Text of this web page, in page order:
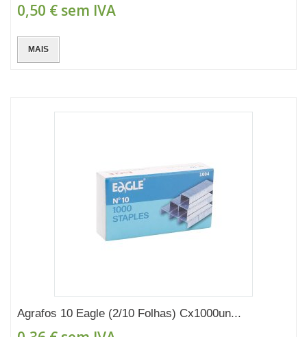
0,50 € sem IVA
MAIS
Agrafos 10 Eagle (2/10 Folhas) Cx1000un...